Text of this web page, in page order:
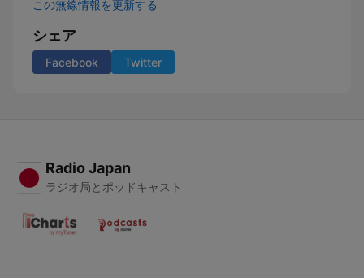
この無線情報を更新する
シェア
Facebook Twitter
Radio Japan
ラジオ局とポッドキャスト